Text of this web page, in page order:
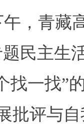
青藏高
民主生
找一找”
批评与